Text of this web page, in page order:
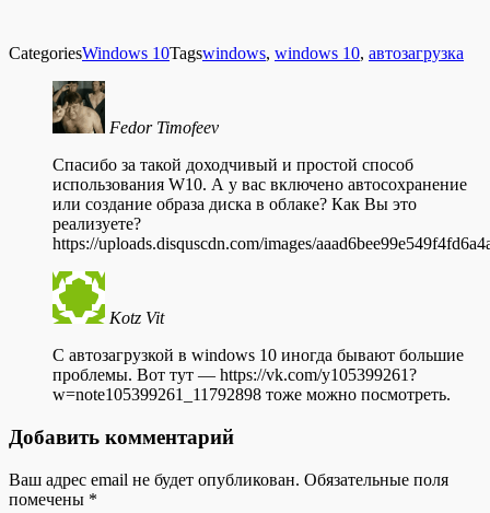
CategoriesWindows 10Tagswindows, windows 10, автозагрузка
Fedor Timofeev
Спасибо за такой доходчивый и простой способ
использования W10. А у вас включено автосохранение
или создание образа диска в облаке? Как Вы это
реализуете?
https://uploads.disquscdn.com/images/
Kotz Vit
С автозагрузкой в windows 10 иногда бывают большие
проблемы. Вот тут — https://vk.com/y105399261?
w=note105399261_11792898 тоже можно посмотреть.
Добавить комментарий
Ваш адрес email не будет опубликован. Обязательные поля
помечены *